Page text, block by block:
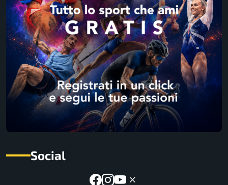
Social